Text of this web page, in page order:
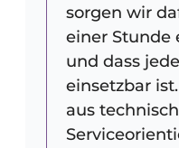
sorgen wir
einer Stunde
und dass
einsetzbar
aus